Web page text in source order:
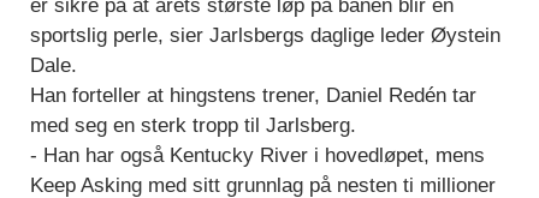
er sikre på at årets største løp på banen blir en
sportslig perle, sier Jarlsbergs daglige leder Øystein
Dale.
Han forteller at hingstens trener, Daniel Redén tar
med seg en sterk tropp til Jarlsberg.
- Han har også Kentucky River i hovedløpet, mens
Keep Asking med sitt grunnlag på nesten ti millioner